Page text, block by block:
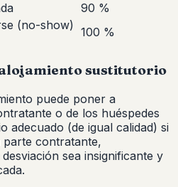
90 %
(no-show) 100 %
sustitutorio
puede poner a
o de los huéspedes
adecuado (de igual calidad) si
contratante,
sea insignificante y